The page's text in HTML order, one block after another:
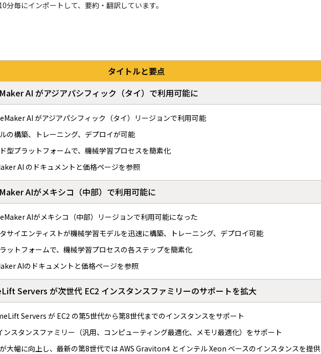
分毎にインポートして、要約・翻訳しています。
タイトルと要点
AI がアジアパシフィック（タイ）で利用可能に
AI がアジアパシフィック（タイ）リージョンで利用可能
の構築、トレーニング、デプロイが可能
型プラットフォームで、機械学習プロセスを簡素化
AI のドキュメントと価格ページを参照
AIがメキシコ（中部）で利用可能に
AIがメキシコ（中部）リージョンで利用可能になった
サイエンティストが機械学習モデルを迅速に構築、トレーニング、デプロイ可能
ットフォームで、機械学習プロセスの各ステップを簡素化
AIのドキュメントと価格ページを参照
Servers が次世代 EC2 インスタンスファミリーのサポートを拡大
Servers が EC2 の第5世代から第8世代までのインスタンスをサポート
ンスタンスファミリー（汎用、コンピューティング最適化、メモリ最適化）をサポート
大幅に向上し、最新の第8世代では AWS Graviton4 とインテル Xeon ベースのインスタンスを提供